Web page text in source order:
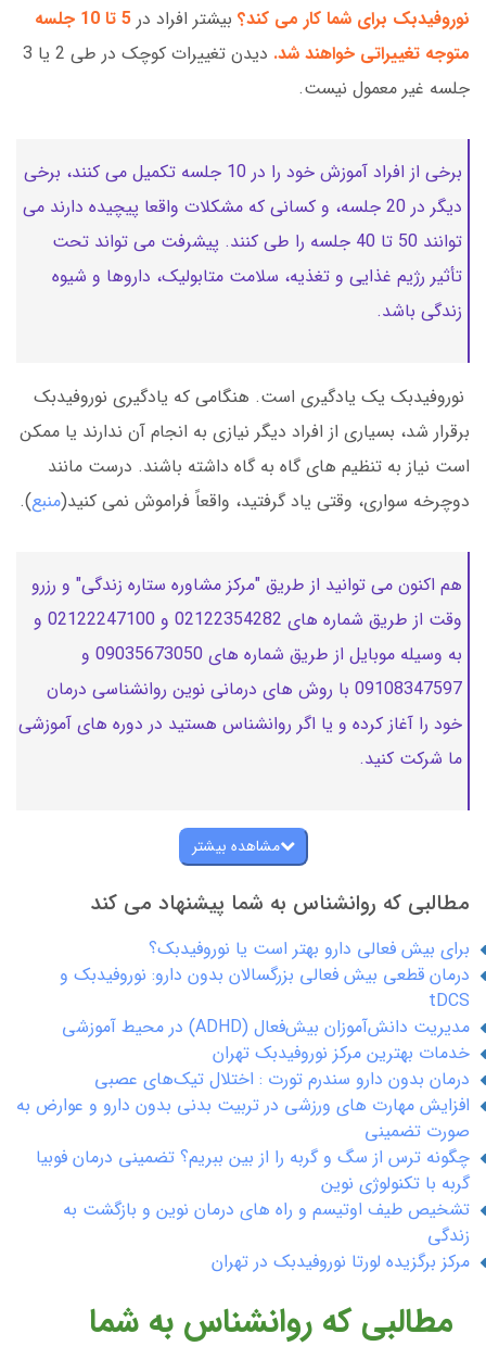
نوروفیدبک برای شما کار می کند؟ بیشتر افراد در
متوجه تغییراتی خواهند شد.
دیدن تغییرات کوچک در طی 2 یا 3
جلسه غیر معمول نیست.
برخی از افراد آموزش خود را در 10 جلسه تکمیل می کنند، برخی
دیگر در 20 جلسه، و کسانی که مشکلات واقعا پیچیده دارند می
توانند 50 تا 40 جلسه را طی کنند. پیشرفت می تواند تحت
تأثیر رژیم غذایی و تغذیه، سلامت متابولیک، داروها و شیوه
زندگی باشد.
نوروفیدبک یک یادگیری است. هنگامی که یادگیری نوروفیدبک
برقرار شد، بسیاری از افراد دیگر نیازی به انجام آن ندارند یا ممکن
است نیاز به تنظیم های گاه به گاه داشته باشند. درست مانند
دوچرخه سواری، وقتی یاد گرفتید، واقعاً فراموش نمی کنید(منبع).
هم اکنون می توانید از طریق "مرکز مشاوره ستاره زندگی" و رزرو
وقت از طریق شماره های 02122354282 و 02122247100 و
به وسیله موبایل از طریق شماره های 09035673050 و
09108347597 با روش های درمانی نوین روانشناسی درمان
خود را آغاز کرده و یا اگر روانشناس هستید در دوره های آموزشی
ما شرکت کنید.
مشاهده بیشتر
مطالبی که روانشناس به شما پیشنهاد می کند
برای بیش فعالی دارو بهتر است یا نوروفیدبک؟
درمان قطعی بیش فعالی بزرگسالان بدون دارو: نوروفیدبک و
tDCS
مدیریت دانش‌آموزان بیش‌فعال (ADHD) در محیط آموزشی
خدمات بهترین مرکز نوروفیدبک تهران
درمان بدون دارو سندرم تورت : اختلال تیک‌های عصبی
افزایش مهارت های ورزشی در تربیت بدنی بدون دارو و عوارض به
صورت تضمینی
چگونه ترس از سگ و گربه را از بین ببریم؟ تضمینی درمان فوبیا
گربه با تکنولوژی نوین
تشخیص طیف اوتیسم و راه های درمان نوین و بازگشت به
زندگی
مرکز برگزیده لورتا نوروفیدبک در تهران
مطالبی که روانشناس به شما